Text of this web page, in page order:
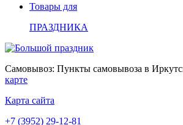
Товары для
ПРАЗДНИКА
Самовывоз: Пункты самовывоза в
карте
Карта сайта
+7 (3952) 29-12-81